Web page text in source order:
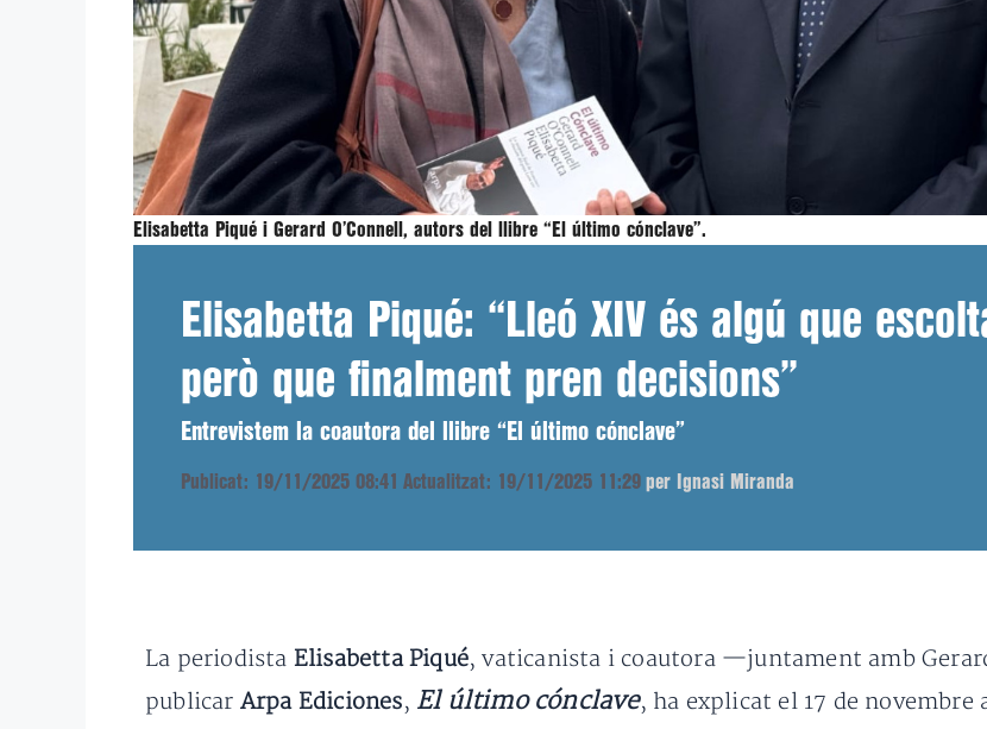
Elisabetta Piqué i Gerard O’Connell, autors del llibre “El último cónclave”.
Elisabetta Piqué: “Lleó XIV és algú que
però que finalment pren decisions”
Entrevistem la coautora del llibre “El último cónclave”
Publicat: 19/11/2025 08:41 Actualitzat: 19/11/2025 11:29 per Ignasi Miranda
La periodista Elisabetta Piqué, vaticanista i coautora —juntament amb
publicar Arpa Ediciones, El último cónclave, ha explicat el 17 de novembre